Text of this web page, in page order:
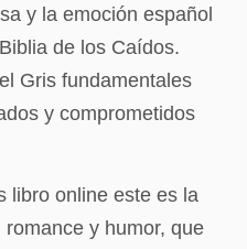
y la emoción español
de los Caídos.
Gris fundamentales
y comprometidos
libro online​ este es la
y humor, que